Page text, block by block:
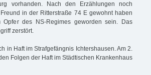
vorhanden. Nach den Erzählungen noch
in der Ritterstraße 74 E gewohnt haben
des NS-Regimes geworden sein. Das
zerstört.
in Haft im Strafgefängnis Ichtershausen. Am 2.
Folgen der Haft im Städtischen Krankenhaus